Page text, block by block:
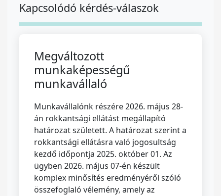
Kapcsolódó kérdés-válaszok
Megváltozott
munkaképességű
munkavállaló
Munkavállalónk részére 2026. május 28-
án rokkantsági ellátást megállapító
határozat született. A határozat szerint a
rokkantsági ellátásra való jogosultság
kezdő időpontja 2025. október 01. Az
ügyben 2026. május 07-én készült
komplex minősítés eredményéről szóló
összefoglaló vélemény, amely az